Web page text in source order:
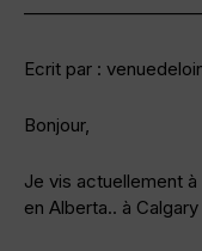
Ecrit par :
Bonjour,
Je vis actuellement
en Alberta.. à